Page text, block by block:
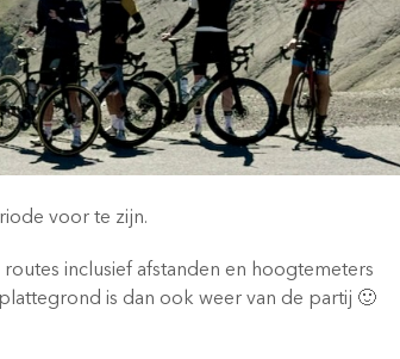
voor te zijn.
inclusief afstanden en hoogtemeters
is dan ook weer van de partij 🙂